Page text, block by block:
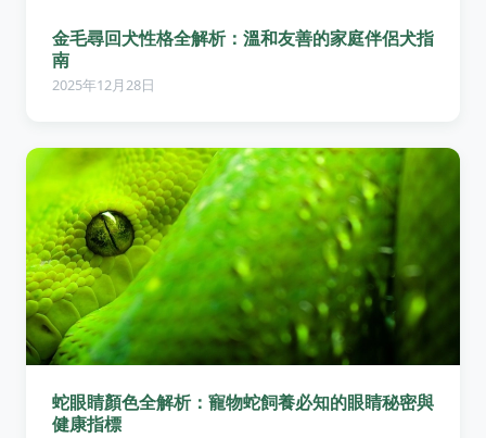
金毛尋回犬性格全解析：溫和友善的家庭伴侶犬指
南
2025年12月28日
蛇眼睛顏色全解析：寵物蛇飼養必知的眼睛秘密與
健康指標